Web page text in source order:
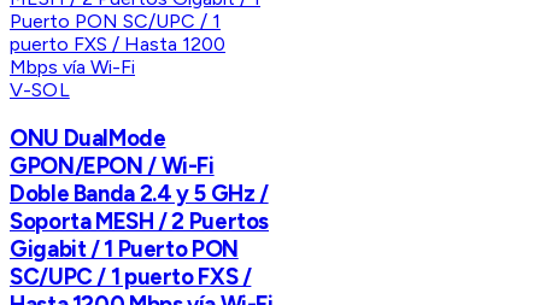
V-SOL
ONU DualMode
GPON/EPON / Wi-Fi
Doble Banda 2.4 y 5 GHz /
Soporta MESH / 2 Puertos
Gigabit / 1 Puerto PON
SC/UPC / 1 puerto FXS /